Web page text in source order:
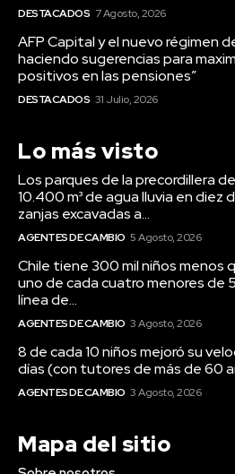
DESTACADOS 7 Agosto, 2026
AFP Capital y el nuevo régimen
haciendo sugerencias para
positivos en las pensiones”
DESTACADOS 31 Julio, 2026
Lo más visto
Los parques de la precordillera
10.400 m³ de agua lluvia en diez
zanjas excavadas a...
AGENTES DE CAMBIO 5 Agosto, 2026
Chile tiene 300 mil niños menos
uno de cada cuatro menores de
línea de...
AGENTES DE CAMBIO 3 Agosto, 2026
8 de cada 10 niños mejoró su
días (con tutores de más de 60
AGENTES DE CAMBIO 3 Agosto, 2026
Mapa del sitio